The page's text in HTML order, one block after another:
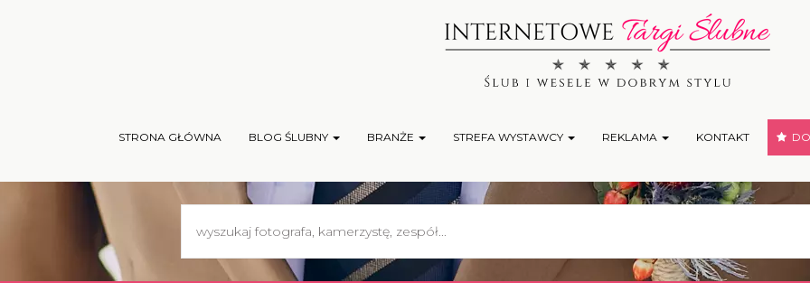
STRONA GŁÓWNA BLOG ŚLUBNY BRANŻE STREFA WYSTAWCY REKLAMA KONTAKT